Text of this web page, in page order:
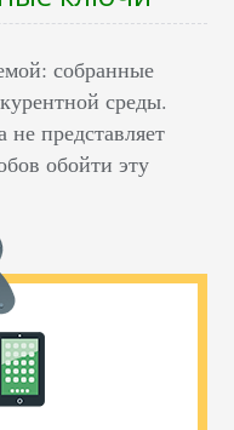
собранные
среды.
не представляет
обойти эту